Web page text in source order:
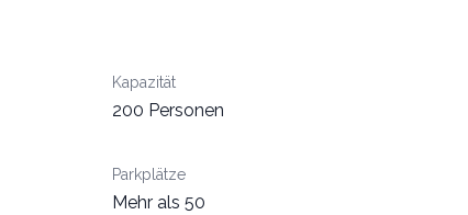
Kapazität
200 Personen
Parkplätze
Mehr als 50